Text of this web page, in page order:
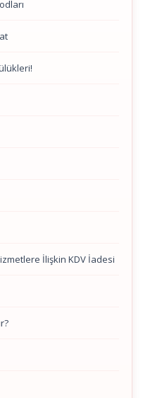
İlişkin KDV İadesi